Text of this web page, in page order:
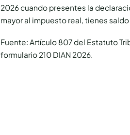
2026 cuando presentes la
mayor al impuesto real, tienes saldo
Fuente: Artículo 807 del Estatuto
formulario 210 DIAN 2026.